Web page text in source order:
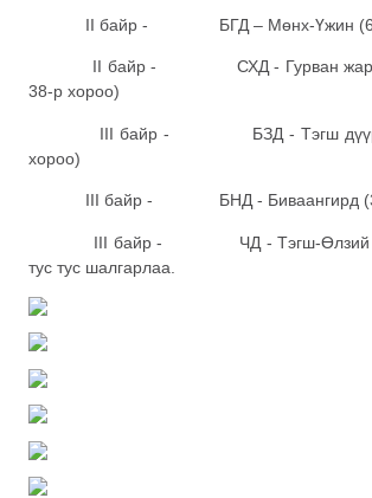
II байр - БГД – Мөнх-Үжин (6-р
II байр - СХД - Гурван жаргал
38-р хороо)
III байр - БЗД - Тэгш дүүрэн
хороо)
III байр - БНД - Биваангирд (3-
III байр - ЧД - Тэгш-Өлзий (16,
тус тус шалгарлаа.